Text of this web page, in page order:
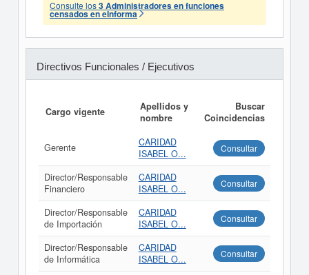
Consulte los3 Administradores en funciones
censados en eInforma
Directivos Funcionales / Ejecutivos
Cargo vigente
Apellidos y
nombre
Buscar
Coincidencias
Gerente
CARIDAD
ISABEL O...
Consultar
Director/Responsable
Financiero
CARIDAD
ISABEL O...
Consultar
Director/Responsable
de Importación
CARIDAD
ISABEL O...
Consultar
Director/Responsable
de Informática
CARIDAD
ISABEL O...
Consultar